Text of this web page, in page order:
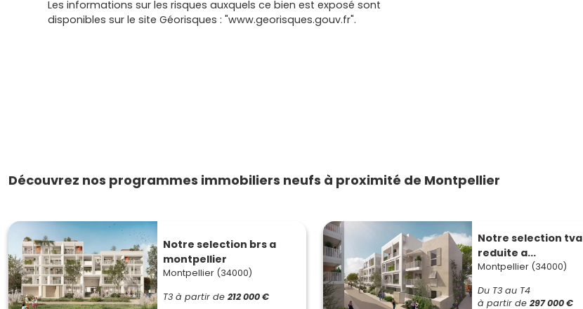
Les informations sur les risques auxquels ce bien est exposé sont
disponibles sur le site Géorisques : "www.georisques.gouv.fr".
Découvrez nos programmes immobiliers neufs à proximité de Montpellier
Notre selection brs a
montpellier
Montpellier (34000)
T3 à partir de 212 000 €
Notre selection tva
reduite a...
Montpellier (34000)
Du T3 au T4
à partir de 297 000 €